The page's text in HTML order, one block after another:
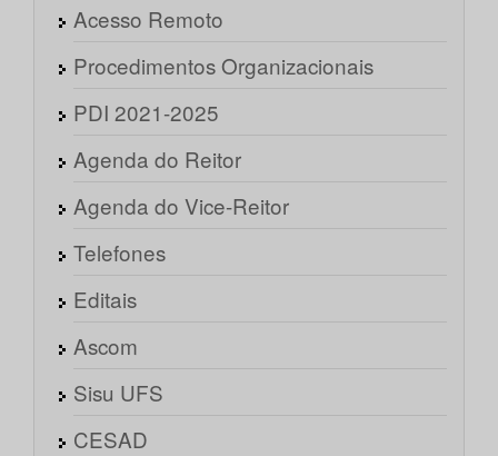
Acesso Remoto
Procedimentos Organizacionais
PDI 2021-2025
Agenda do Reitor
Agenda do Vice-Reitor
Telefones
Editais
Ascom
Sisu UFS
CESAD